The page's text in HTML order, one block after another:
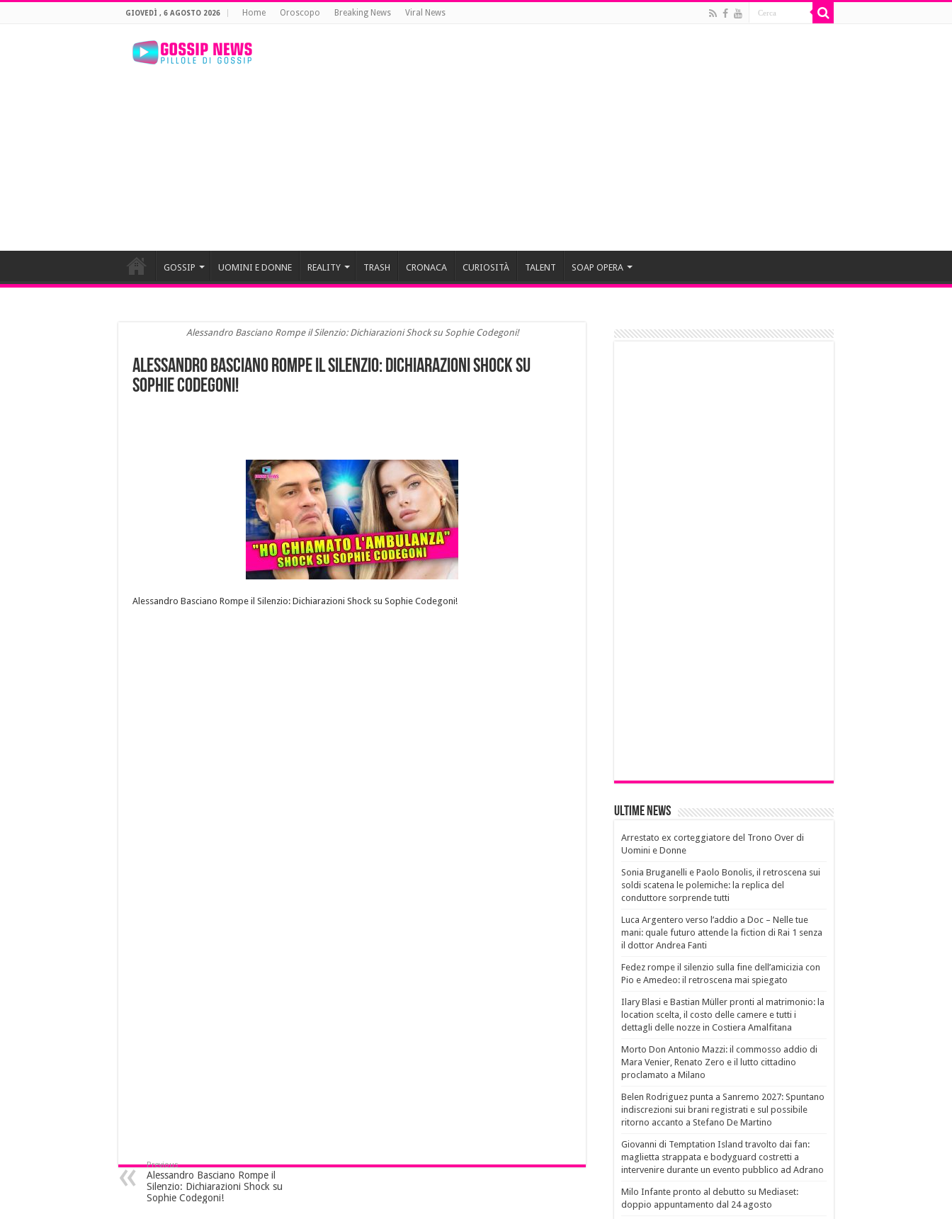
GIOVEDÌ , 6 AGOSTO 2026 Home Oroscopo Breaking News Viral News
GOSSIP UOMINI E DONNE REALITY TRASH CRONACA CURIOSITÀ TALENT SOAP OPERA
Alessandro Basciano Rompe il Silenzio: Dichiarazioni Shock su Sophie Codegoni!
Alessandro Basciano Rompe il Silenzio: Dichiarazioni Shock su
Sophie Codegoni!
Alessandro Basciano Rompe il Silenzio: Dichiarazioni Shock su Sophie Codegoni!
Previous
Alessandro Basciano Rompe il
Silenzio: Dichiarazioni Shock su
Sophie Codegoni!
Ultime News
Arrestato ex corteggiatore del Trono Over di
Uomini e Donne
Sonia Bruganelli e Paolo Bonolis, il retroscena sui
soldi scatena le polemiche: la replica del
conduttore sorprende tutti
Luca Argentero verso l’addio a Doc – Nelle tue
mani: quale futuro attende la fiction di Rai 1 senza
il dottor Andrea Fanti
Fedez rompe il silenzio sulla fine dell’amicizia con
Pio e Amedeo: il retroscena mai spiegato
Ilary Blasi e Bastian Müller pronti al matrimonio: la
location scelta, il costo delle camere e tutti i
dettagli delle nozze in Costiera Amalfitana
Morto Don Antonio Mazzi: il commosso addio di
Mara Venier, Renato Zero e il lutto cittadino
proclamato a Milano
Belen Rodriguez punta a Sanremo 2027: Spuntano
indiscrezioni sui brani registrati e sul possibile
ritorno accanto a Stefano De Martino
Giovanni di Temptation Island travolto dai fan:
maglietta strappata e bodyguard costretti a
intervenire durante un evento pubblico ad Adrano
Milo Infante pronto al debutto su Mediaset:
doppio appuntamento dal 24 agosto